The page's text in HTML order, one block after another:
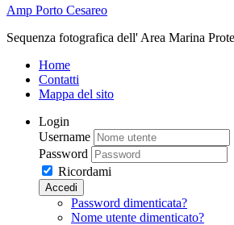
Amp Porto Cesareo
Sequenza fotografica dell' Area Marina
Home
Contatti
Mappa del sito
Login
Username
Password
Ricordami
Accedi
Password dimenticata?
Nome utente dimenticato?